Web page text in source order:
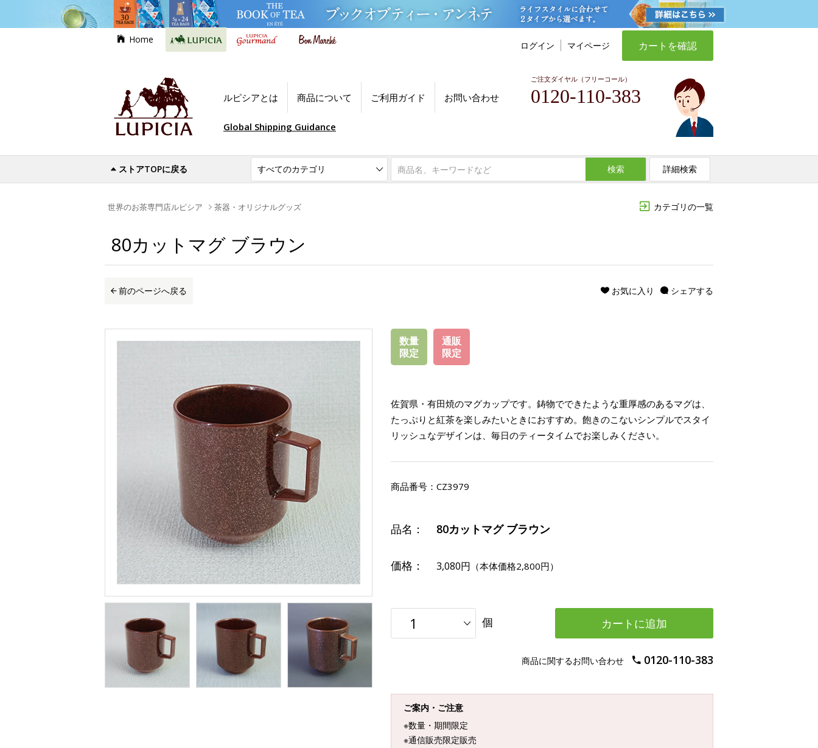
Home
ログイン マイページ カートを確認
ルピシアとは 商品について ご利用ガイド お問い合わせ
ご注文ダイヤル（フリーコール）
0120-110-383
Global Shipping Guidance
ストアTOPに戻る 検索 詳細検索
カテゴリの一覧
世界のお茶専門店ルピシア 茶器・オリジナルグッズ
80カットマグ ブラウン
前のページへ戻る シェアする
お気に入り
数量
限定
通販
限定
佐賀県・有田焼のマグカップです。鋳物でできたような重厚感のあるマグは、
たっぷりと紅茶を楽しみたいときにおすすめ。飽きのこないシンプルでスタイ
リッシュなデザインは、毎日のティータイムでお楽しみください。
商品番号： CZ3979
品名： 80カットマグ ブラウン
価格： 3,080円 （本体価格2,800円）
個 カートに追加
商品に関するお問い合わせ 0120-110-383
ご案内・ご注意
※数量・期間限定
※通信販売限定販売